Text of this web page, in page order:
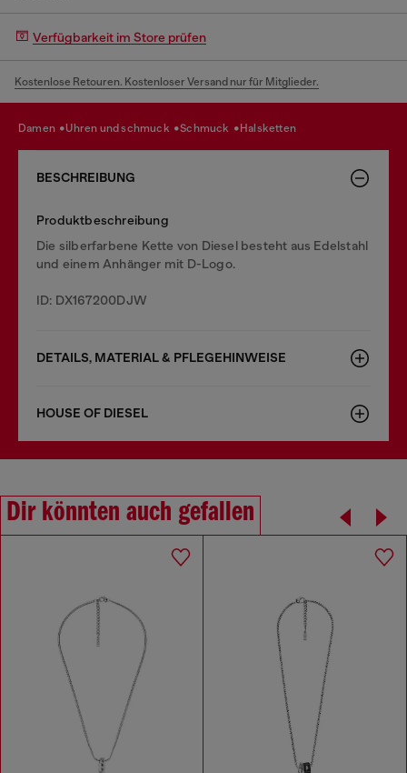
Verfügbarkeit im Store prüfen
Kostenlose Retouren. Kostenloser Versand nur für Mitglieder.
damen uhren und schmuck schmuck halsketten
BESCHREIBUNG
Produktbeschreibung
Die silberfarbene Kette von Diesel besteht aus Edelstahl
und einem Anhänger mit D-Logo.
ID: DX167200DJW
DETAILS, MATERIAL & PFLEGEHINWEISE
HOUSE OF DIESEL
Dir könnten auch gefallen